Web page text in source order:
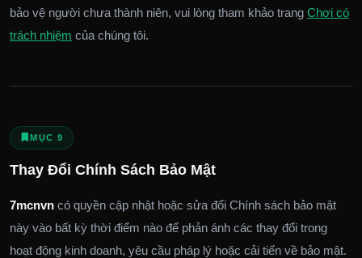
bảo vệ người chưa thành niên, vui lòng tham khảo trang Chơi có
trách nhiệm của chúng tôi.
MỤC 9
Thay Đổi Chính Sách Bảo Mật
7mcnvn có quyền cập nhật hoặc sửa đổi Chính sách bảo mật
này vào bất kỳ thời điểm nào để phản ánh các thay đổi trong
hoạt động kinh doanh, yêu cầu pháp lý hoặc cải tiến về bảo mật.